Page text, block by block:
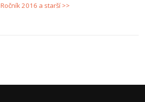
Ročník 2016 a starší >>